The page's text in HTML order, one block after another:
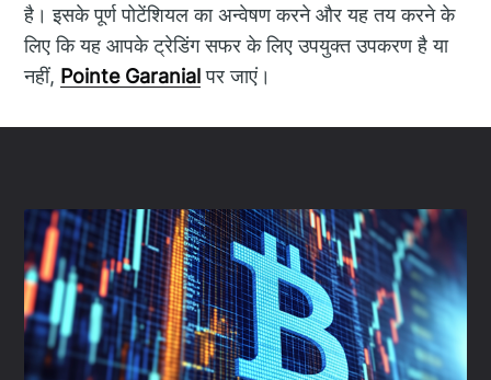
है। इसके पूर्ण पोटेंशियल का अन्वेषण करने और यह तय करने के
लिए कि यह आपके ट्रेडिंग सफर के लिए उपयुक्त उपकरण है या
नहीं, Pointe Garanialपर जाएं।